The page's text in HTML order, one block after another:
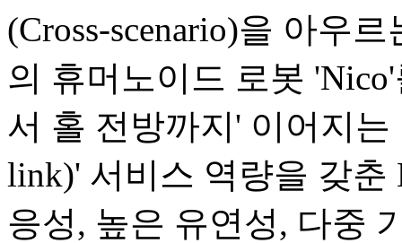
(Cross-scenario)을 아우
의 휴머노이드 로봇
서 홀 전방까지' 이어지
link)' 서비스 역량을 갖춘
응성, 높은 유연성, 다중